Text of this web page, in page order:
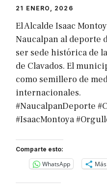
21 ENERO, 2026
El Alcalde Isaac
Naucalpan al deporte
ser sede histórica de
de Clavados. El
como semillero de
internacionales.
#NaucalpanDeporte
#IsaacMontoya
Comparte esto:
WhatsApp Más